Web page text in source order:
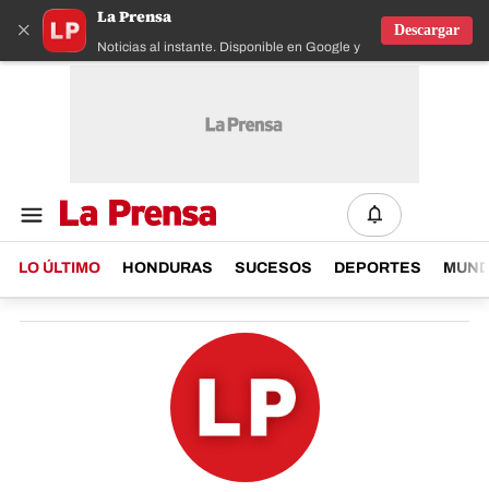
×
La Prensa
Noticias al instante. Disponible en Google y IOS
Descargar
LO ÚLTIMO HONDURAS SUCESOS DEPORTES